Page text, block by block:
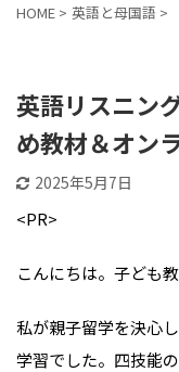
HOME > 英語と母国語 >
英語リスニン
め教材＆オン
2025年5月7日
<PR>
こんにちは。子ども
私が親子留学を決心
学習でした。四技能